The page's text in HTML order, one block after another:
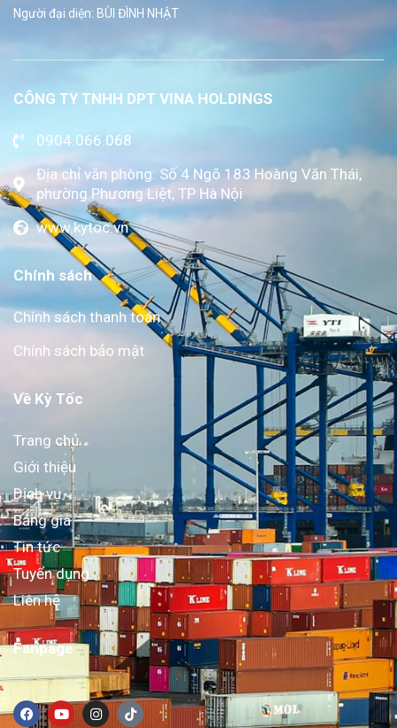
Người đại diện: BÙI ĐÌNH NHẬT
CÔNG TY TNHH DPT VINA HOLDINGS
0904.066.068
Địa chỉ văn phòng: Số 4 Ngõ 183 Hoàng Văn Thái,
phường Phương Liệt, TP Hà Nội
www.kytoc.vn
Chính sách
Chính sách thanh toán
Chính sách bảo mật
Về Kỳ Tốc
Trang chủ
Giới thiệu
Dịch vụ
Bảng giá
Tin tức
Tuyển dụng
Liên hệ
Fanpage